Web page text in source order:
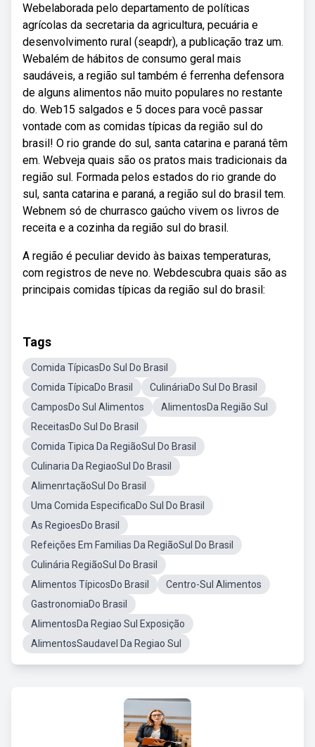
Webelaborada pelo departamento de políticas
agrícolas da secretaria da agricultura, pecuária e
desenvolvimento rural (seapdr), a publicação traz um.
Webalém de hábitos de consumo geral mais
saudáveis, a região sul também é ferrenha defensora
de alguns alimentos não muito populares no restante
do. Web15 salgados e 5 doces para você passar
vontade com as comidas típicas da região sul do
brasil! O rio grande do sul, santa catarina e paraná têm
em. Webveja quais são os pratos mais tradicionais da
região sul. Formada pelos estados do rio grande do
sul, santa catarina e paraná, a região sul do brasil tem.
Webnem só de churrasco gaúcho vivem os livros de
receita e a cozinha da região sul do brasil.
A região é peculiar devido às baixas temperaturas,
com registros de neve no. Webdescubra quais são as
principais comidas típicas da região sul do brasil:
Tags
Comida TípicasDo Sul Do Brasil
Comida TípicaDo Brasil
CulináriaDo Sul Do Brasil
CamposDo Sul Alimentos
AlimentosDa Região Sul
ReceitasDo Sul Do Brasil
Comida Tipica Da RegiãoSul Do Brasil
Culinaria Da RegiaoSul Do Brasil
AlimenrtaçãoSul Do Brasil
Uma Comida EspecificaDo Sul Do Brasil
As RegioesDo Brasil
Refeições Em Familias Da RegiãoSul Do Brasil
Culinária RegiãoSul Do Brasil
Alimentos TípicosDo Brasil
Centro-Sul Alimentos
GastronomiaDo Brasil
AlimentosDa Regiao Sul Exposição
AlimentosSaudavel Da Regiao Sul